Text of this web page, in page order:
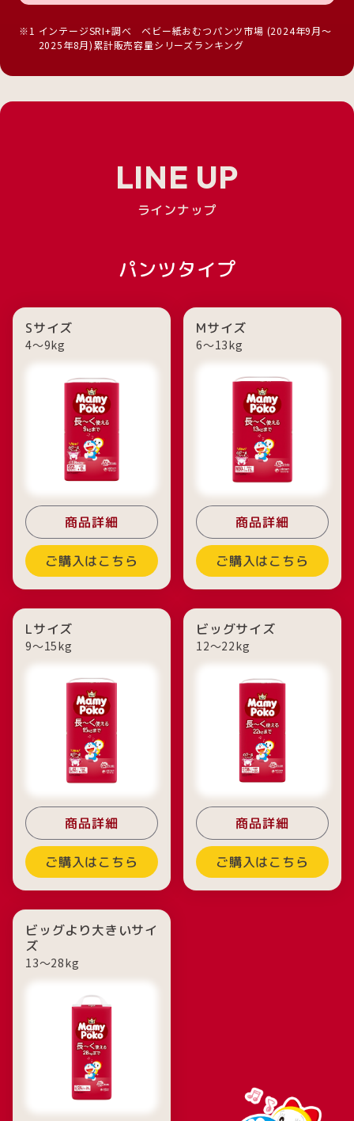
※1 インテージSRI+調べ ベビー紙おむつパンツ市場 (2024年9月～
2025年8月)累計販売容量シリーズランキング
LINE UP
ラインナップ
パンツタイプ
Sサイズ
4～9kg
商品詳細
ご購入はこちら
Mサイズ
6〜13kg
商品詳細
ご購入はこちら
Lサイズ
9〜15kg
商品詳細
ご購入はこちら
ビッグサイズ
12〜22kg
商品詳細
ご購入はこちら
ビッグより大きいサイ
ズ
13〜28kg